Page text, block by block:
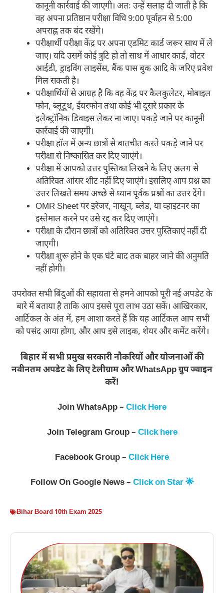
कानूनी कार्रवाई की जाएगी। अतः उन्हें सलाह दी जाती है कि
वह अपना प्रतिष्ठान परीक्षा विधि 9:00 पूर्वाहन से 5:00
अपराह्न तक बंद रखेंगे।
परीक्षार्थी परीक्षा केंद्र पर अपना एडमिट कार्ड जरूर साथ में ले
जाए। यदि उसमें कोई त्रुटि हो तो साथ में आधार कार्ड, वोटर
आईडी, ड्राइविंग लाइसेंस, बैंक पास बुक आदि के जरिए प्रवेश
मिल सकती है।
परीक्षार्थियों से आग्रह है कि वह केंद्र पर कैलकुलेटर, मोबाइल
फोन, ब्लूटूथ, ईयरफोन तथा कोई भी दूसरे प्रकार के
इलेक्ट्रॉनिक डिवाइस लेकर ना जाए। पकड़े जाने पर कानूनी
कार्रवाई की जाएगी।
परीक्षा हॉल में अन्य छात्रों से बातचीत करते पकड़े जाने पर
परीक्षा से निष्कासित कर दिए जाएंगे।
परीक्षा में आपको उत्तर पुस्तिका लिखने के लिए अलग से
अतिरिक्त आंसर शीट नहीं दिए जाएंगे। इसलिए आप प्रश्न का
उत्तर लिखते समय अच्छे से ध्यान पूर्वक प्रश्नों का उत्तर देंगे।
OMR Sheet पर इरेजर, नाखून, ब्लेड, या व्हाइटनर का
इस्तेमाल करने पर उसे रद्द कर दिए जाएंगे।
परीक्षा के दौरान छात्रों को अतिरिक्त उत्तर पुस्तिकाएं नहीं दी
जाएगी।
परीक्षा शुरू होने के एक घंटे बाद तक बाहर जाने की अनुमति
नहीं होगी।
उपरोक्त सभी बिंदुओं की सहायता से हमने आपको पूरी नई अपडेट के
बारे में बताया है ताकि आप इससे पूरा लाभ उठा सकें। आखिरकार,
आर्टिकल के अंत में, हम आशा करते हैं कि यह आर्टिकल आप सभी
को पसंद आया होगा, और आप इसे लाइक, शेयर और कमेंट करेंगे।
बिहार में सभी प्रमुख सरकारी नौकरियों और योजनाओं की
नवीनतम अपडेट के लिए टेलीग्राम और WhatsApp ग्रुप ज्वाइन
करें!
Join WhatsApp – Click Here
Join Telegram Group – Click here
Facebook Group – Click Here
Follow On Google News – Click on Star 🌟
Bihar Board 10th Exam 2025